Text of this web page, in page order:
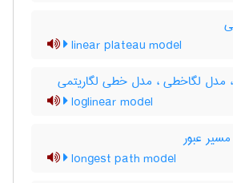
linear plateau model
لگاخطی ، مدل خطی لگاریتمی
loglinear model
عبور
longest path model